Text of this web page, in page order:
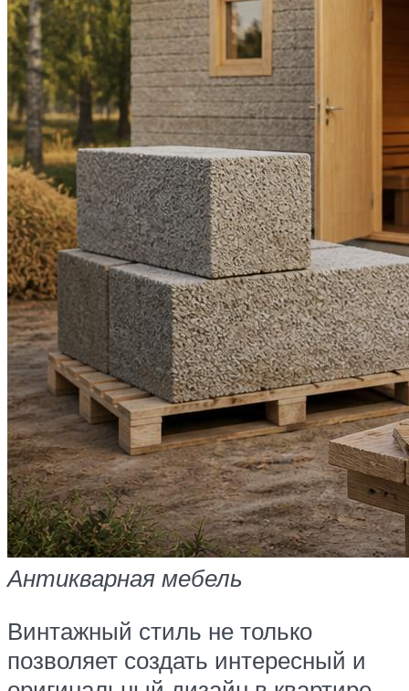
Антикварная мебель
Винтажный стиль не только
позволяет создать интересный и